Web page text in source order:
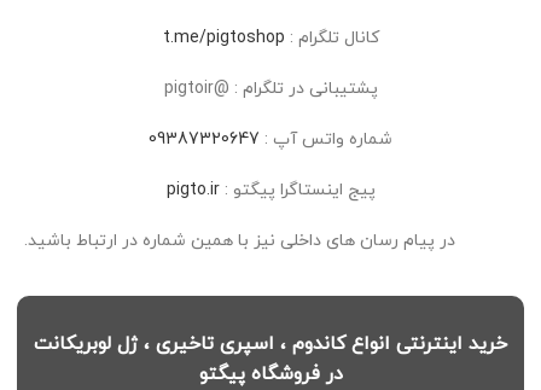
کانال تلگرام : t.me/pigtoshop
پشتیبانی در تلگرام : @pigtoir
شماره واتس آپ : 09387320647
پیج اینستاگرا پیگتو :pigto.ir
در پیام رسان های داخلی نیز با همین شماره در ارتباط باشید.
خرید اینترنتی انواع کاندوم ، اسپری تاخیری ، ژل لوبریکانت
در فروشگاه پیگتو